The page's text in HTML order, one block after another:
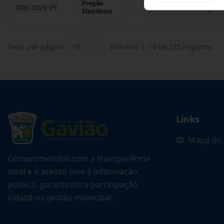
006-2026-PE
Pregão
Eletrônico
REGISTRO DE PREÇO
Itens por página: 10 Exibindo 1 –10 de 225 registros
Comprometidos com a transparência
total e o acesso livre à informação
pública, garantindo a participação
cidadã na gestão municipal.
Links
Mapa do